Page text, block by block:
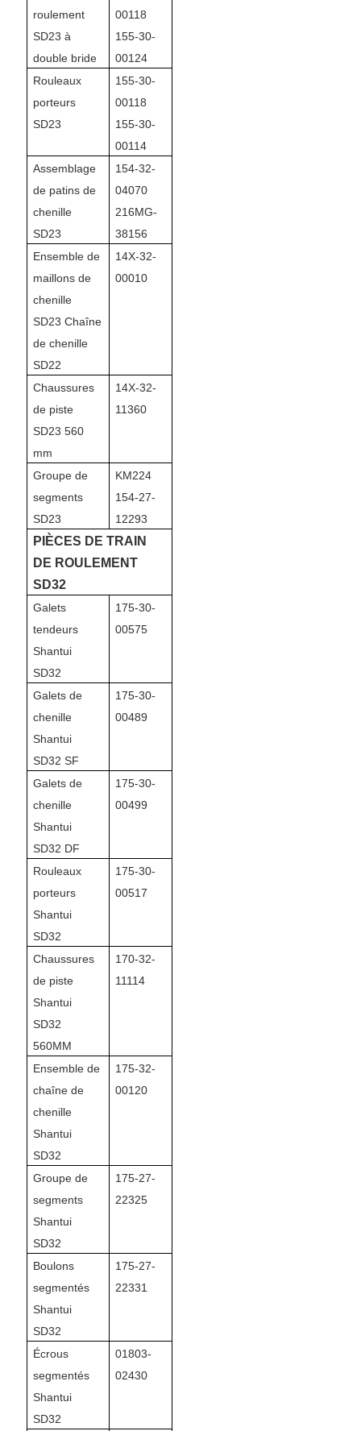
roulement
SD23 à
double bride
00118
155-30-
00124
Rouleaux
porteurs
SD23
155-30-
00118
155-30-
00114
Assemblage
de patins de
chenille
SD23
154-32-
04070
216MG-
38156
Ensemble de
maillons de
chenille
SD23 Chaîne
de chenille
SD22
14X-32-
00010
Chaussures
de piste
SD23 560
mm
14X-32-
11360
Groupe de
segments
SD23
KM224
154-27-
12293
PIÈCES DE TRAIN
DE ROULEMENT
SD32
Galets
tendeurs
Shantui
SD32
175-30-
00575
Galets de
chenille
Shantui
SD32 SF
175-30-
00489
Galets de
chenille
Shantui
SD32 DF
175-30-
00499
Rouleaux
porteurs
Shantui
SD32
175-30-
00517
Chaussures
de piste
Shantui
SD32
560MM
170-32-
11114
Ensemble de
chaîne de
chenille
Shantui
SD32
175-32-
00120
Groupe de
segments
Shantui
SD32
175-27-
22325
Boulons
segmentés
Shantui
SD32
175-27-
22331
Écrous
segmentés
Shantui
SD32
01803-
02430